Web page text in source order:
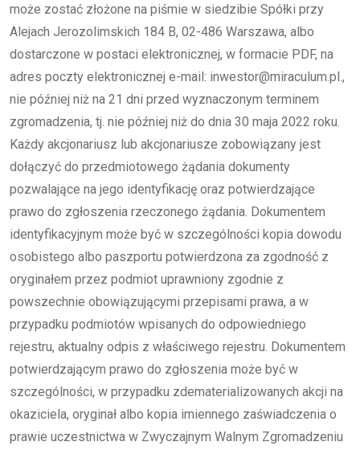
może zostać złożone na piśmie w siedzibie Spółki przy
Alejach Jerozolimskich 184 B, 02-486 Warszawa, albo
dostarczone w postaci elektronicznej, w formacie PDF, na
adres poczty elektronicznej e-mail: inwestor@miraculum.pl.,
nie później niż na 21 dni przed wyznaczonym terminem
zgromadzenia, tj. nie później niż do dnia 30 maja 2022 roku.
Każdy akcjonariusz lub akcjonariusze zobowiązany jest
dołączyć do przedmiotowego żądania dokumenty
pozwalające na jego identyfikację oraz potwierdzające
prawo do zgłoszenia rzeczonego żądania. Dokumentem
identyfikacyjnym może być w szczególności kopia dowodu
osobistego albo paszportu potwierdzona za zgodność z
oryginałem przez podmiot uprawniony zgodnie z
powszechnie obowiązującymi przepisami prawa, a w
przypadku podmiotów wpisanych do odpowiedniego
rejestru, aktualny odpis z właściwego rejestru. Dokumentem
potwierdzającym prawo do zgłoszenia może być w
szczególności, w przypadku zdematerializowanych akcji na
okaziciela, oryginał albo kopia imiennego zaświadczenia o
prawie uczestnictwa w Zwyczajnym Walnym Zgromadzeniu